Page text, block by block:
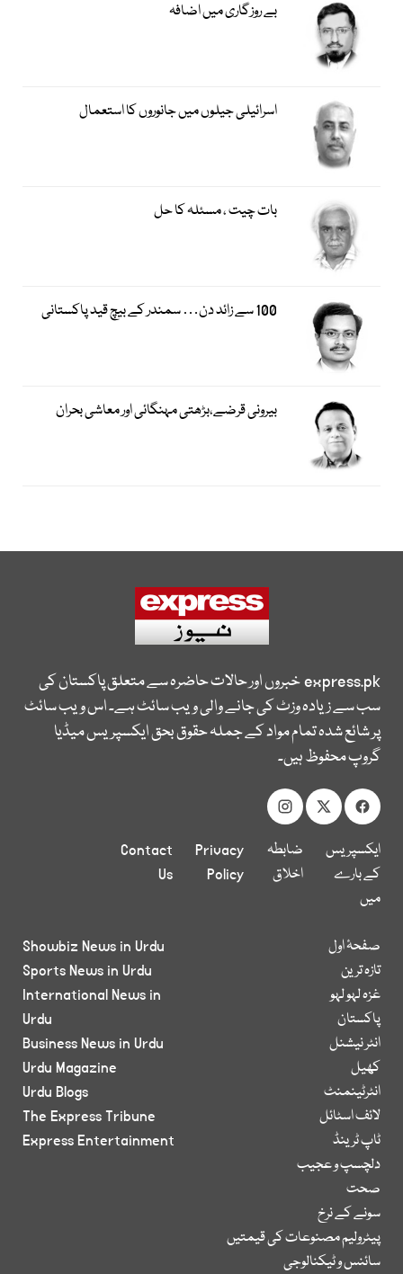
بے روزگاری میں اضافہ
اسرائیلی جیلوں میں جانوروں کا استعمال
بات چیت ، مسئلہ کا حل
100 سے زائد دن… سمندر کے بیچ قید پاکستانی
بیرونی قرضے،بڑھتی مہنگائی اور معاشی بحران
express.pkخبروں اور حالات حاضرہ سے متعلق پاکستان کی
سب سے زیادہ وزٹ کی جانے والی ویب سائٹ ہے۔ اس ویب سائٹ
پر شائع شدہ تمام مواد کے جملہ حقوق بحق ایکسپریس میڈیا
گروپ محفوظ ہیں۔
ایکسپریس
کے بارے
میں
ضابطہ
اخلاق
Privacy
Policy
Contact
Us
صفحۂ اول
تازہ ترین
غزہ لہو لہو
پاکستان
انٹر نیشنل
کھیل
انٹرٹینمنٹ
لائف اسٹائل
ٹاپ ٹرینڈ
دلچسپ و عجیب
صحت
سونے کے نرخ
پیٹرولیم مصنوعات کی قیمتیں
سائنس و ٹیکنالوجی
Showbiz News in Urdu
Sports News in Urdu
International News in
Urdu
Business News in Urdu
Urdu Magazine
Urdu Blogs
The Express Tribune
Express Entertainment